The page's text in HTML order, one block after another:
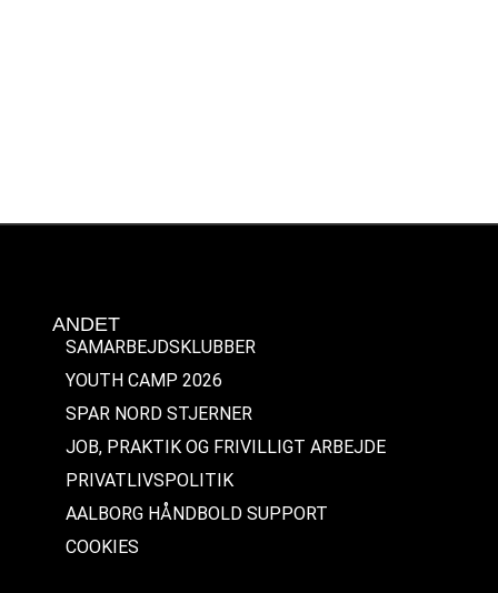
ANDET
SAMARBEJDSKLUBBER
YOUTH CAMP 2026
SPAR NORD STJERNER
JOB, PRAKTIK OG FRIVILLIGT ARBEJDE
PRIVATLIVSPOLITIK
AALBORG HÅNDBOLD SUPPORT
COOKIES